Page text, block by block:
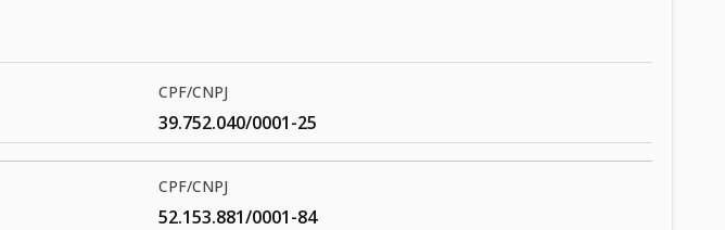
CPF/CNPJ
39.752.040/0001-25
CPF/CNPJ
52.153.881/0001-84